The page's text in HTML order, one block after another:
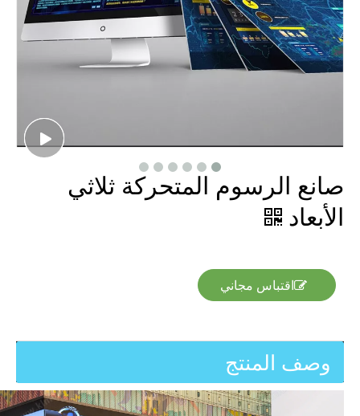
صانع الرسوم المتحركة ثلاثي
الأبعاد
اقتباس مجاني
وصف المنتج